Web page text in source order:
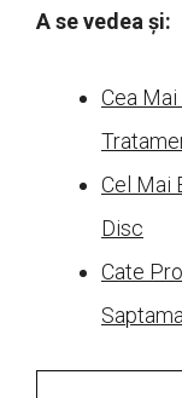
A se vedea și:
Cea Mai
Cel Mai
Disc
Cate